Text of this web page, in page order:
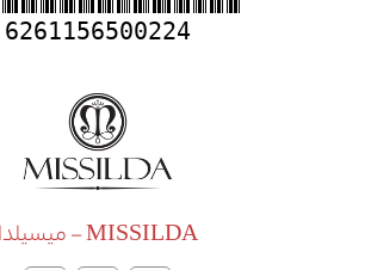
6261156500224
MISSILDA - میسیلدا